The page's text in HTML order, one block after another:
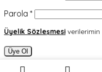
Parola *Gerekli
Üyelik Sözleşmesi verilerimin
Üye Ol